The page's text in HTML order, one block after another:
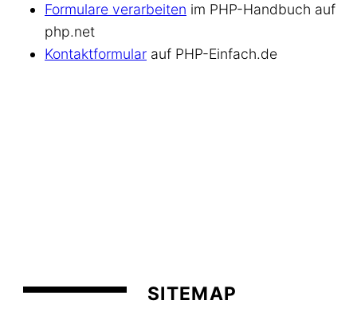
Formulare verarbeiten im PHP-Handbuch auf
php.net
Kontaktformular auf PHP-Einfach.de
SITEMAP